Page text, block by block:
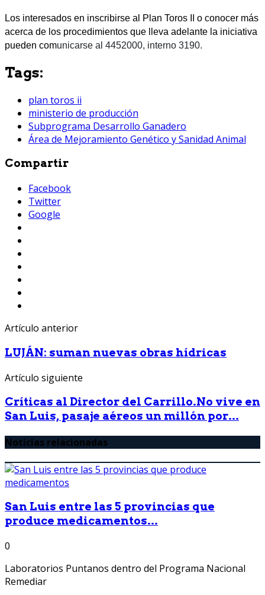
Los interesados en inscribirse al Plan Toros II o conocer más
acerca de los procedimientos que lleva adelante la iniciativa
pueden comunicarse al 4452000, interno 3190.
Tags:
plan toros ii
ministerio de producción
Subprograma Desarrollo Ganadero
Área de Mejoramiento Genético y Sanidad Animal
Compartir
Facebook
Twitter
Google
Artículo anterior
LUJÁN: suman nuevas obras hídricas
Artículo siguiente
Críticas al Director del Carrillo.No vive en
San Luis, pasaje aéreos un millón por...
Noticias relacionadas
San Luis entre las 5 provincias que
produce medicamentos...
0
Laboratorios Puntanos dentro del Programa Nacional
Remediar